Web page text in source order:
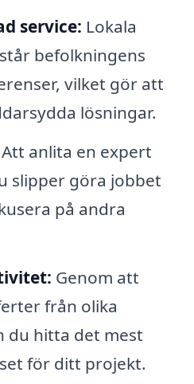
service: Lokala
befolkningens
vilket gör att
lösningar.
Att anlita en expert
slipper göra jobbet
på andra
Genom att
från olika
du hitta det mest
för ditt projekt.